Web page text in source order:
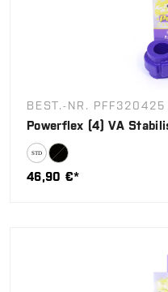
BEST.-NR. PFF320425
Powerflex (4) VA
46,90 €*